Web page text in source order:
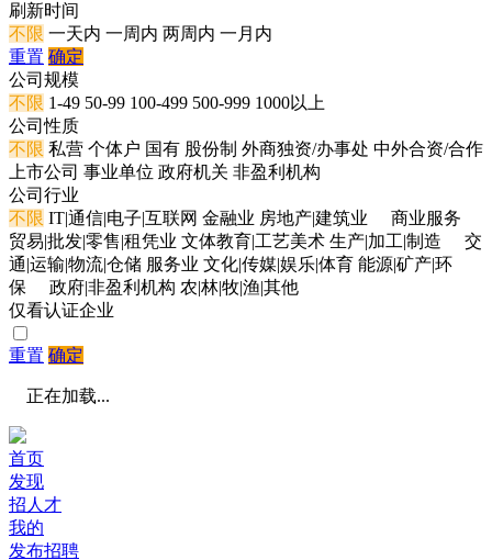
刷新时间
不限 一天内 一周内 两周内 一月内
重置 确定
公司规模
不限 1-49 50-99 100-499 500-999 1000以上
公司性质
不限 私营 个体户 国有 股份制 外商独资/办事处 中外合资/合作
上市公司 事业单位 政府机关 非盈利机构
公司行业
不限 IT|通信|电子|互联网 金融业 房地产|建筑业
商业服务
贸易|批发|零售|租凭业 文体教育|工艺美术 生产|加工|制造
交
通|运输|物流|仓储 服务业 文化|传媒|娱乐|体育 能源|矿产|环
保
政府|非盈利机构 农|林|牧|渔|其他
仅看认证企业
重置 确定
正在加载...
首页
发现
招人才
我的
发布招聘